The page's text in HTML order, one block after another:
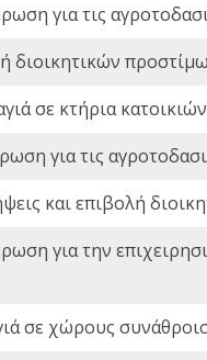
για τις
διοικητικών
σε κτήρια
για τις
και επιβολή
για την
σε χώρους